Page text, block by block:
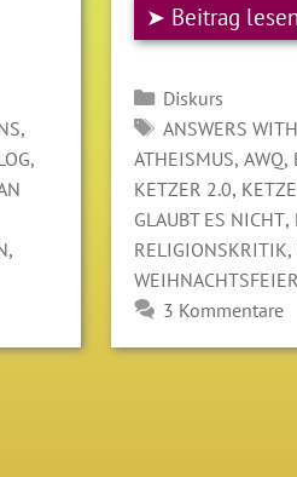
,
,
,
➤ Beitrag lesen
Kategorien
Diskurs
ANSWERS
ATHEISMUS,AWQ,
KETZER 2.0,
GLAUBT ES NICHT,
RELIGIONSKRITIK,
WEIHNACHTSFEIER
3 Kommentare